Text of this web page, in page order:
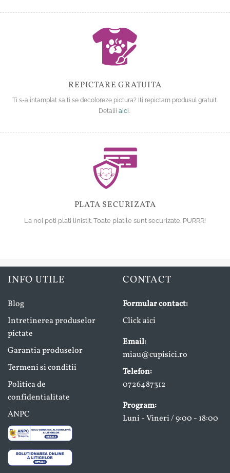
REPICTARE GRATUITA
Ti s-a intamplat sa ti se decoloreze pictura? Iti repictam produsul gratuit.
Detalii aici
PLATA SECURIZATA
La noi poti plati linistit. Toate platile sunt securizate. PURRR!
INFO UTILE
Blog
Intretinerea produselor
pictate
Garantia produselor
Termeni si conditii
Politica de
confidentialitate
ANPC
CONTACT
Formular contact:
Click aici
Email:
miau@cupisici.ro
Telefon:
0726487312
Program:
Luni - Vineri / 9:00 - 18:00